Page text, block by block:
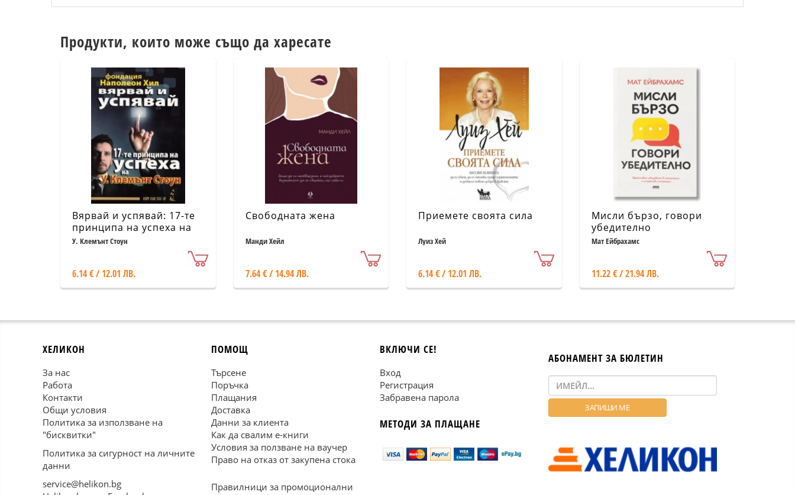
Продукти, които може също да харесате
Вярвай и успявай: 17-те
принципа на успеха на
ы.Клемънт Стоун
У. Клемънт Стоун
6.14 € / 12.01 ЛВ.
Свободната жена
Манди Хейл
7.64 € / 14.94 ЛВ.
Приемете своята сила
Луиз Хей
6.14 € / 12.01 ЛВ.
Мисли бързо, говори
убедително
Мат Ейбрахамс
11.22 € / 21.94 ЛВ.
ХЕЛИКОН
За нас
Работа
Контакти
Общи условия
Политика за използване на
"бисквитки"
Политика за сигурност на личните
данни
service@helikon.bg
ПОМОЩ
Търсене
Поръчка
Плащания
Доставка
Данни за клиента
Как да свалим е-книги
Условия за ползване на ваучер
Право на отказ от закупена стока
Правилници за промоционални
ВКЛЮЧИ СЕ!
Вход
Регистрация
Забравена парола
МЕТОДИ ЗА ПЛАЩАНЕ
АБОНАМЕНТ ЗА БЮЛЕТИН